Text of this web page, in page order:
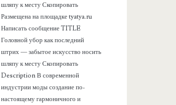
шляпу к месту Скопировать
Размещена на площадке tyatya.ru
Написать сообщение TITLE
Головной убор как последний
штрих — забытое искусство носить
шляпу к месту Скопировать
Description В современной
индустрии моды создание по-
настоящему гармоничного и